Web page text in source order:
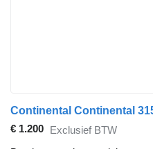
Continental Continental
€ 1.200 Exclusief BTW